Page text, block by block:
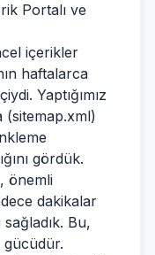
Portalı ve
içerikler
haftalarca
Yaptığımız
(sitemap.xml)
gördük.
önemli
dakikalar
Bu,
gücüdür.